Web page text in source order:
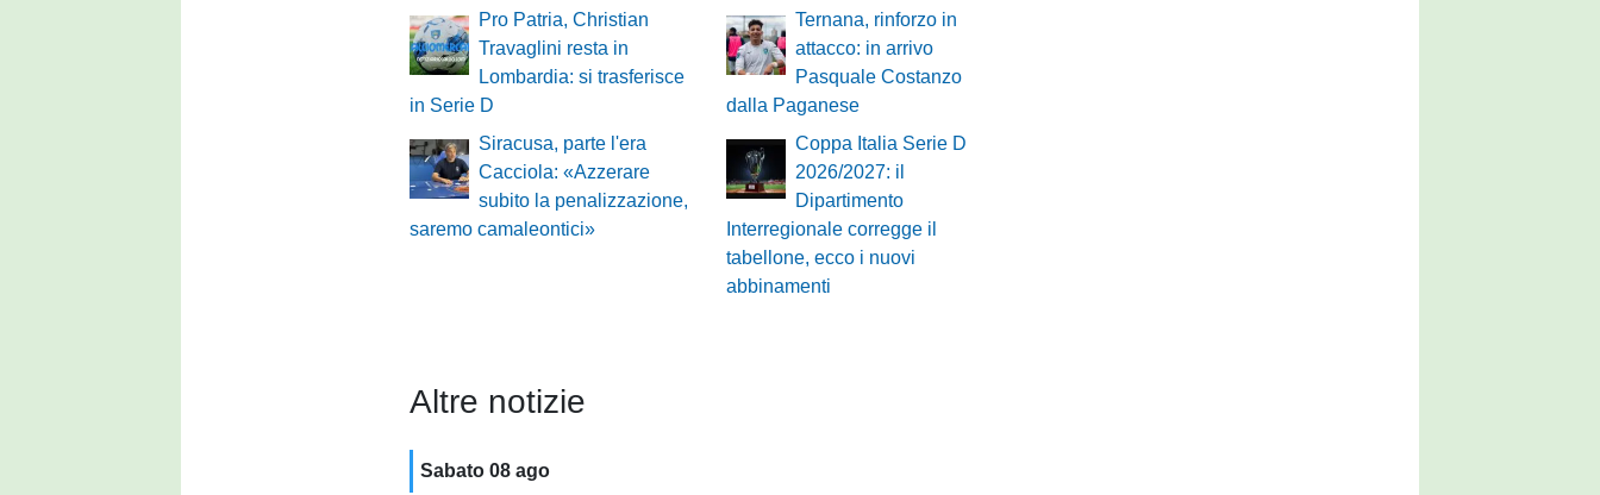
Pro Patria, Christian
Travaglini resta in
Lombardia: si trasferisce
in Serie D
Ternana, rinforzo in
attacco: in arrivo
Pasquale Costanzo
dalla Paganese
Siracusa, parte l'era
Cacciola: «Azzerare
subito la penalizzazione,
saremo camaleontici»
Coppa Italia Serie D
2026/2027: il
Dipartimento
Interregionale corregge il
tabellone, ecco i nuovi
abbinamenti
Altre notizie
Sabato 08 ago